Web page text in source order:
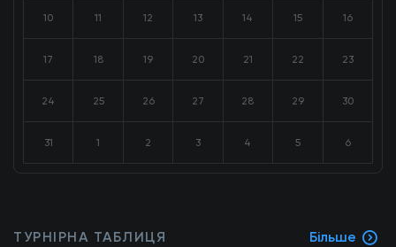
10 11 12 13 14 15 16
17 18 19 20 21 22 23
24 25 26 27 28 29 30
31 1 2 3 4 5 6
ТУРНІРНА ТАБЛИЦЯ Більше